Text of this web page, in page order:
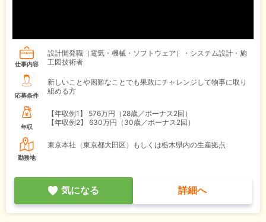
仕事内容
設計開発職（電気・機械・ソフトウェア）・システム設計・施
工図技術者
応募条件
新しいことや困難なことでも果敢にチャレンジして物事に取り
組める方
年収
【年収例1】
576万円（28歳／ボーナス2回）
【年収例2】
630万円（30歳／ボーナス2回）
勤務地
東京本社（東京都大田区）もしくは栃木県内の生産拠点
気になる 詳細へ